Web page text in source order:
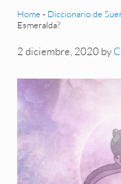
Home - Diccionario de
Esmeralda?
2 diciembre, 2020 by